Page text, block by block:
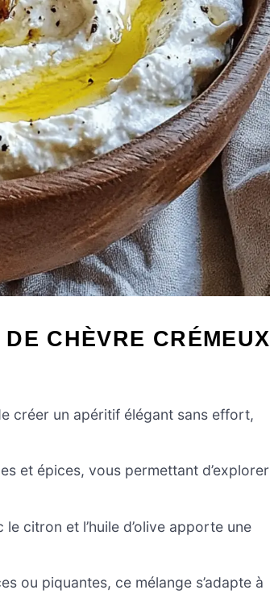
CHÈVRE CRÉMEUX
créer un apéritif élégant sans effort,
et épices, vous permettant d’explorer
citron et l’huile d’olive apporte une
ou piquantes, ce mélange s’adapte à